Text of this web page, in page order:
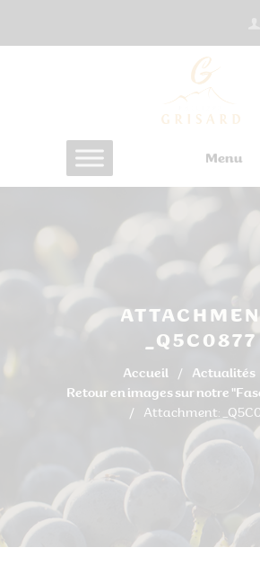
Menu
_Q5C0877
Accueil
Actualités
Retour en images sur notre
Attachment: